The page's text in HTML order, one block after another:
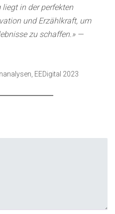
liegt in der perfekten
und Erzählkraft, um
zu schaffen.» —
EEDigital 2023